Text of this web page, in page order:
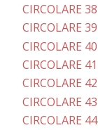
CIRCOLARE 38
CIRCOLARE 39
CIRCOLARE 40
CIRCOLARE 41
CIRCOLARE 42
CIRCOLARE 43
CIRCOLARE 44